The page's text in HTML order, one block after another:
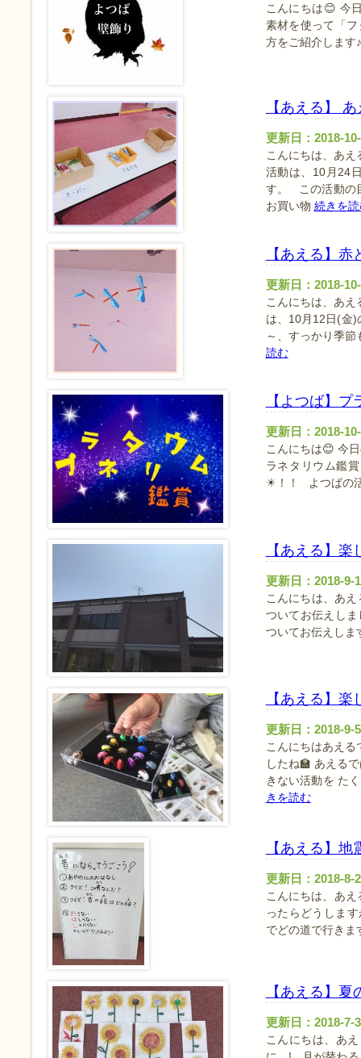
こんにちは😊 今
素材を使って「
方をご紹介します
【あえる】
更新日：2018-
こんにちは、あ
活動は、10月24
す。 この活動の
お買い物 続きを
【あえる】
更新日：2018-
こんにちは、あ
は、10月12日(金
～、すっかり季
読む
【よつば】
更新日：2018-
こんにちは😊 今
ラネタリウム鑑
☀！！ よつばの
【あえる】
更新日：2018-9-
こんにちは、あ
ついてお伝えし
ついてお伝えし
【あえる】
更新日：2018-9-5
こんにちはあえ
したね🏫 あえる
きない活動を た
きを読む
【あえる】
更新日：2018-8-
こんにちは、あ
ったらどうしま
でどの道で行きま
【あえる】
更新日：2018-7-
こんにちは、あ